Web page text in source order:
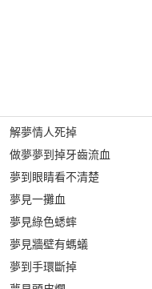
解夢情人死掉
做夢夢到掉牙齒流血
夢到眼睛看不清楚
夢見一攤血
夢見綠色蟋蟀
夢見牆壁有螞蟻
夢到手環斷掉